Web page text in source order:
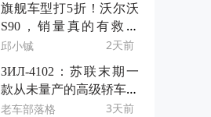
旗舰车型打5折！沃尔沃
S90，销量真的有救了
吗？
邱小铖 2天前
ЗИЛ-4102：苏联末期一
款从未量产的高级轿车原
型
老车部落格 3天前